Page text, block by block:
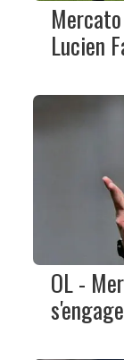
Lucien
OL -